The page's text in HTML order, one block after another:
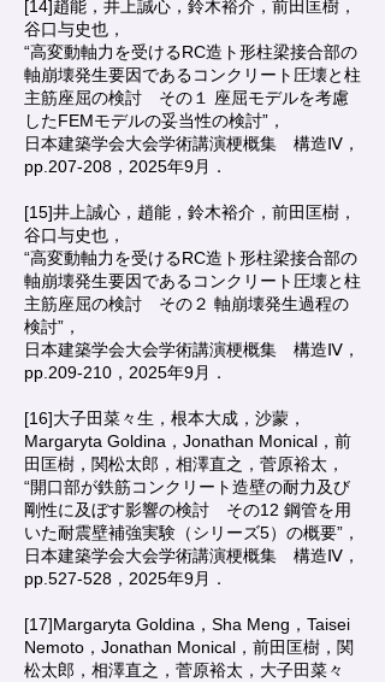
[14]趙能，井上誠心，鈴木裕介，前田匡樹，
谷口与史也，
“高変動軸力を受けるRC造ト形柱梁接合部の
軸崩壊発生要因であるコンクリート圧壊と柱
主筋座屈の検討 その１ 座屈モデルを考慮
したFEMモデルの妥当性の検討”，
日本建築学会大会学術講演梗概集 構造Ⅳ，
pp.207-208，2025年9月．
[15]井上誠心，趙能，鈴木裕介，前田匡樹，
谷口与史也，
“高変動軸力を受けるRC造ト形柱梁接合部の
軸崩壊発生要因であるコンクリート圧壊と柱
主筋座屈の検討 その２ 軸崩壊発生過程の
検討”，
日本建築学会大会学術講演梗概集 構造Ⅳ，
pp.209-210，2025年9月．
[16]大子田菜々生，根本大成，沙蒙，
Margaryta Goldina，Jonathan Monical，前
田匡樹，関松太郎，相澤直之，菅原裕太，
“開口部が鉄筋コンクリート造壁の耐力及び
剛性に及ぼす影響の検討 その12 鋼管を用
いた耐震壁補強実験（シリーズ5）の概要”，
日本建築学会大会学術講演梗概集 構造Ⅳ，
pp.527-528，2025年9月．
[17]Margaryta Goldina，Sha Meng，Taisei
Nemoto，Jonathan Monical，前田匡樹，関
松太郎，相澤直之，菅原裕太，大子田菜々